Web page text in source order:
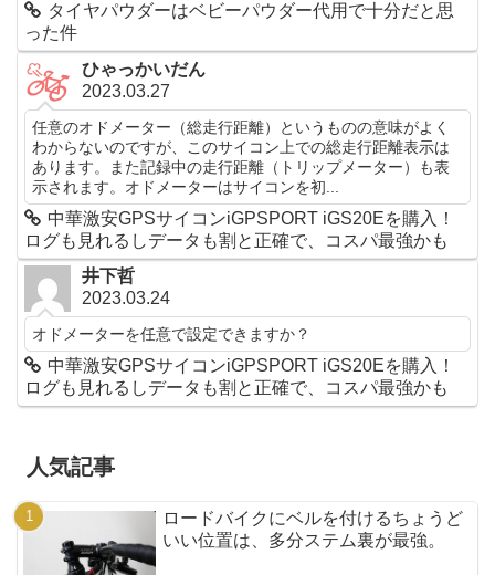
タイヤパウダーはベビーパウダー代用で十分だと思
った件
ひゃっかいだん
2023.03.27
任意のオドメーター（総走行距離）というものの意味がよく
わからないのですが、このサイコン上での総走行距離表示は
あります。また記録中の走行距離（トリップメーター）も表
示されます。オドメーターはサイコンを初...
中華激安GPSサイコンiGPSPORT iGS20Eを購入！
ログも見れるしデータも割と正確で、コスパ最強かも
井下哲
2023.03.24
オドメーターを任意で設定できますか？
中華激安GPSサイコンiGPSPORT iGS20Eを購入！
ログも見れるしデータも割と正確で、コスパ最強かも
人気記事
ロードバイクにベルを付けるちょうど
いい位置は、多分ステム裏が最強。